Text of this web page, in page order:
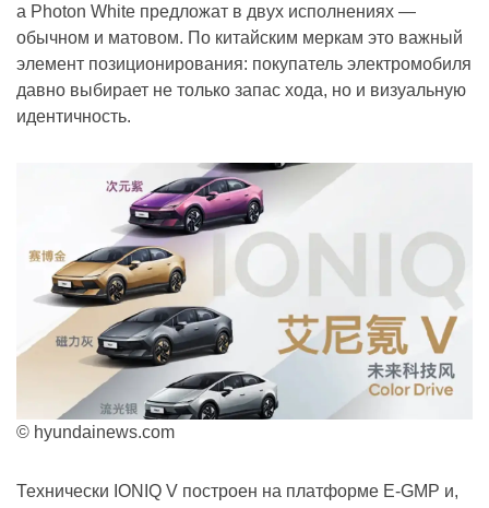
а Photon White предложат в двух исполнениях —
обычном и матовом. По китайским меркам это важный
элемент позиционирования: покупатель электромобиля
давно выбирает не только запас хода, но и визуальную
идентичность.
© hyundainews.com
Технически IONIQ V построен на платформе E-GMP и,